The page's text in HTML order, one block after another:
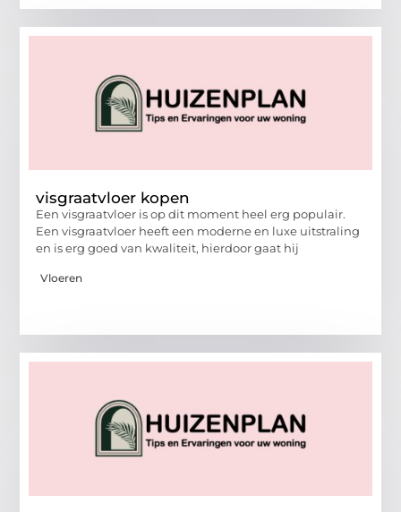
visgraatvloer kopen
Een visgraatvloer is op dit moment heel erg populair.
Een visgraatvloer heeft een moderne en luxe uitstraling
en is erg goed van kwaliteit, hierdoor gaat hij
Vloeren